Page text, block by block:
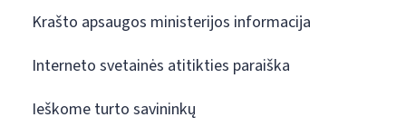
Krašto apsaugos ministerijos informacija
Interneto svetainės atitikties paraiška
Ieškome turto savininkų